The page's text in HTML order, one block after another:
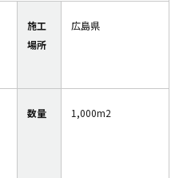
施工
場所
広島県
数量 1,000m2